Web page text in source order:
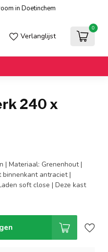
in Doetinchem
Verlanglijst
0
240 x
| Materiaal: Grenenhout |
binnenkant antraciet |
soft close | Deze kast